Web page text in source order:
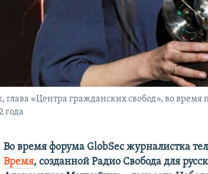
«Центра гражданских свобод», во
года
Во время форума GlobSec журналистка
Время, созданной Радио Свобода для